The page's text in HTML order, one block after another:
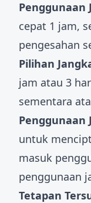
Penggunaan
cepat 1 jam,
pengesahan
Pilihan
jam atau 3
sementara
Penggunaan
untuk
masuk
penggunaan
Tetapan